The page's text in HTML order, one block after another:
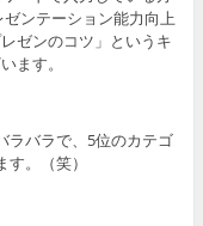
ンテーション能力向上
ゼンのコツ」というキ
ます。
ラバラで、5位のカテゴ
。（笑）